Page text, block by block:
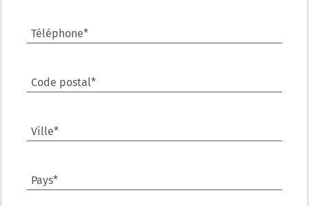
Téléphone*
Code postal*
Ville*
Pays*